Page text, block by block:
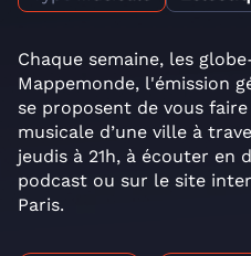
Chaque semaine, les
Mappemonde, l'émission
se proposent de vous
musicale d’une ville à
jeudis à 21h, à écouter en
podcast ou sur le site
Paris.